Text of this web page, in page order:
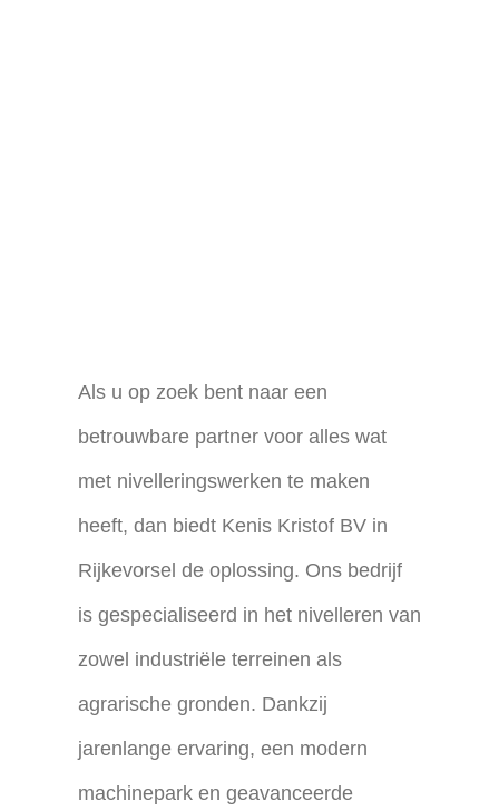
Als u op zoek bent naar een
betrouwbare partner voor alles wat
met nivelleringswerken te maken
heeft, dan biedt Kenis Kristof BV in
Rijkevorsel de oplossing. Ons bedrijf
is gespecialiseerd in het nivelleren van
zowel industriële terreinen als
agrarische gronden. Dankzij
jarenlange ervaring, een modern
machinepark en geavanceerde